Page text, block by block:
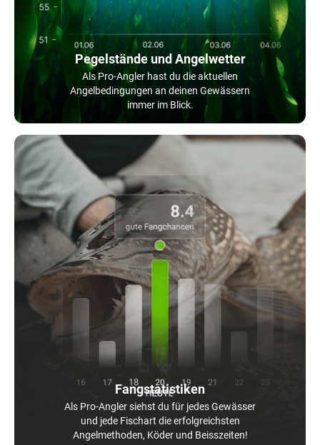
Pegelstände und Angelwetter
Als Pro-Angler hast du die aktuellen
Angelbedingungen an deinen Gewässern
immer im Blick.
Fangstatistiken
Als Pro-Angler siehst du für jedes Gewässer
und jede Fischart die erfolgreichsten
Angelmethoden, Köder und Beisszeiten!